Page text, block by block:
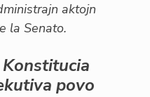
aktojn
la Senato.
povo